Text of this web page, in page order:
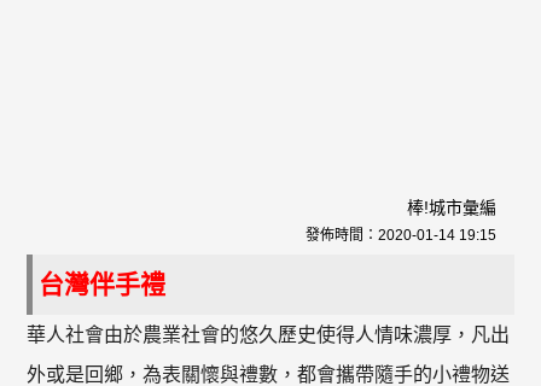
棒!城市彙編
發佈時間： 2020-01-14 19:15
台灣伴手禮
華人社會由於農業社會的悠久歷史使得人情味濃厚，凡出
外或是回鄉，為表關懷與禮數，都會攜帶隨手的小禮物送